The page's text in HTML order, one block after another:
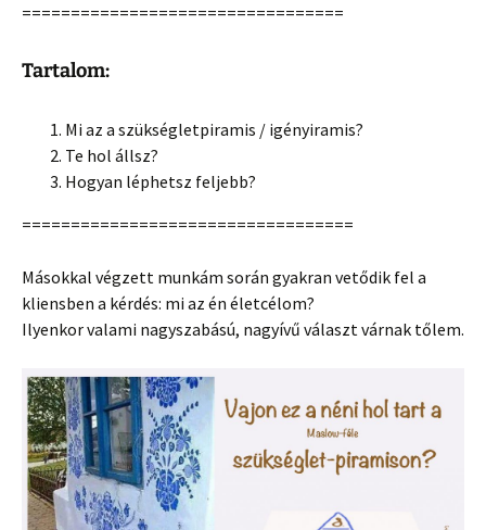
=================================
Tartalom:
Mi az a szükségletpiramis / igényiramis?
Te hol állsz?
Hogyan léphetsz feljebb?
==================================
Másokkal végzett munkám során gyakran vetődik fel a
kliensben a kérdés: mi az én életcélom?
Ilyenkor valami nagyszabású, nagyívű választ várnak tőlem.